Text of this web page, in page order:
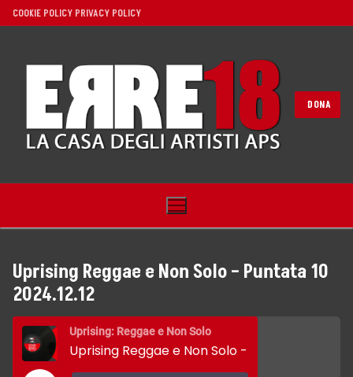
VaiCOOKIE POLICY PRIVACY POLICY
DONA
Home
Noi
Uprising Reggae e Non Solo – Puntata 10
2024.12.12
Uprising: Reggae e Non Solo